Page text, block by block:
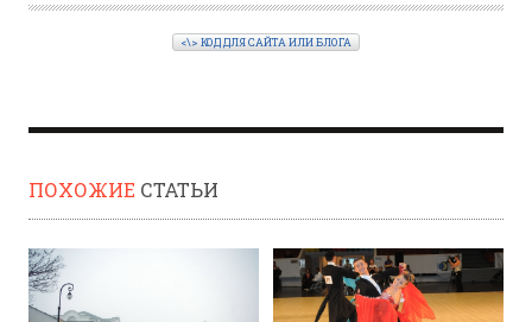
<\> КОД ДЛЯ САЙТА ИЛИ БЛОГА
ПОХОЖИЕ СТАТЬИ